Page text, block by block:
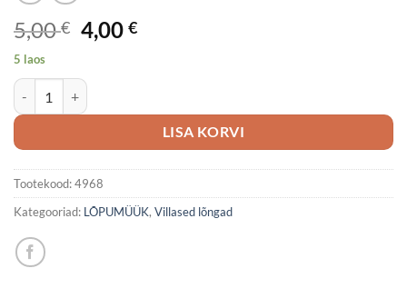
5,00€ Algne
hind
oli:
4,00€Current
5 laos
Wool4future 00098 | Anthracite kogus
LISA KORVI
Tootekood:4968
Kategooriad: LÕPUMÜÜK, Villased lõngad